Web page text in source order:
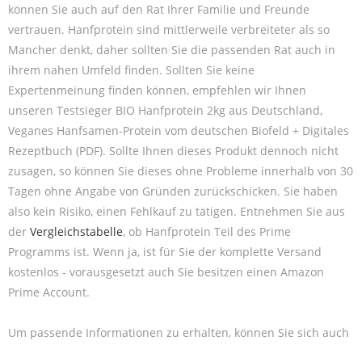
können Sie auch auf den Rat Ihrer Familie und Freunde
vertrauen. Hanfprotein sind mittlerweile verbreiteter als so
Mancher denkt, daher sollten Sie die passenden Rat auch in
ihrem nahen Umfeld finden. Sollten Sie keine
Expertenmeinung finden können, empfehlen wir Ihnen
unseren Testsieger BIO Hanfprotein 2kg aus Deutschland,
Veganes Hanfsamen-Protein vom deutschen Biofeld + Digitales
Rezeptbuch (PDF). Sollte Ihnen dieses Produkt dennoch nicht
zusagen, so können Sie dieses ohne Probleme innerhalb von 30
Tagen ohne Angabe von Gründen zurückschicken. Sie haben
also kein Risiko, einen Fehlkauf zu tätigen. Entnehmen Sie aus
der Vergleichstabelle, ob Hanfprotein Teil des Prime
Programms ist. Wenn ja, ist für Sie der komplette Versand
kostenlos - vorausgesetzt auch Sie besitzen einen Amazon
Prime Account.
Um passende Informationen zu erhalten, können Sie sich auch